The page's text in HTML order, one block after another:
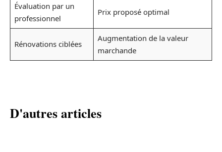
Évaluation par un
professionnel
Prix proposé optimal
Rénovations ciblées
Augmentation de la valeur
marchande
D'autres articles